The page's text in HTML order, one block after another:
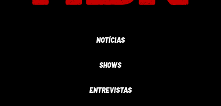
NOTÍCIAS
SHOWS
ENTREVISTAS